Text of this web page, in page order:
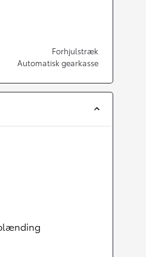
Forhjulstræk
Automatisk gearkasse